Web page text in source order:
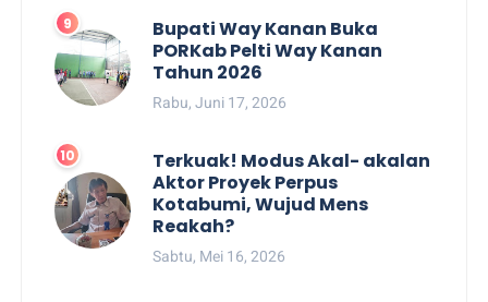
Bupati Way Kanan Buka
PORKab Pelti Way Kanan
Tahun 2026
Rabu, Juni 17, 2026
Terkuak! Modus Akal- akalan
Aktor Proyek Perpus
Kotabumi, Wujud Mens
Reakah?
Sabtu, Mei 16, 2026